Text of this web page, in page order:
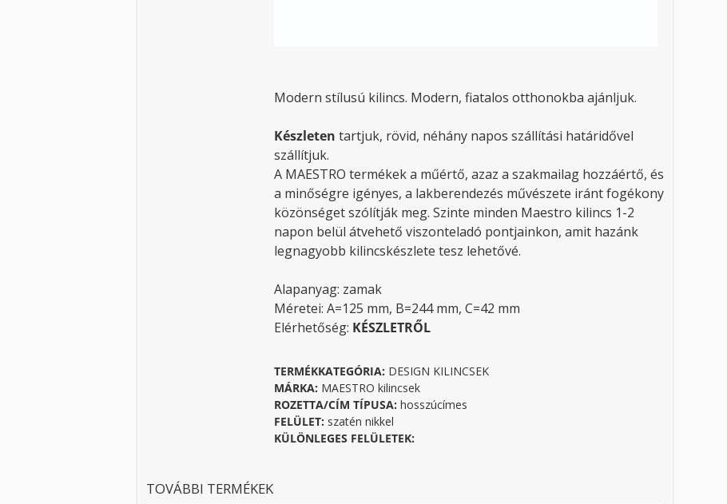
Modern stílusú kilincs. Modern, fiatalos otthonokba ajánljuk.
Készleten tartjuk, rövid, néhány napos szállítási határidővel
szállítjuk.
A MAESTRO termékek a műértő, azaz a szakmailag hozzáértő, és
a minőségre igényes, a lakberendezés művészete iránt fogékony
közönséget szólítják meg. Szinte minden Maestro kilincs 1-2
napon belül átvehető viszonteladó pontjainkon, amit hazánk
legnagyobb kilincskészlete tesz lehetővé.
Alapanyag: zamak
Méretei: A=125 mm, B=244 mm, C=42 mm
Elérhetőség: KÉSZLETRŐL
TERMÉKKATEGÓRIA: DESIGN KILINCSEK
MÁRKA: MAESTRO kilincsek
ROZETTA/CÍM TÍPUSA: hosszúcímes
FELÜLET: szatén nikkel
KÜLÖNLEGES FELÜLETEK:
TOVÁBBI TERMÉKEK